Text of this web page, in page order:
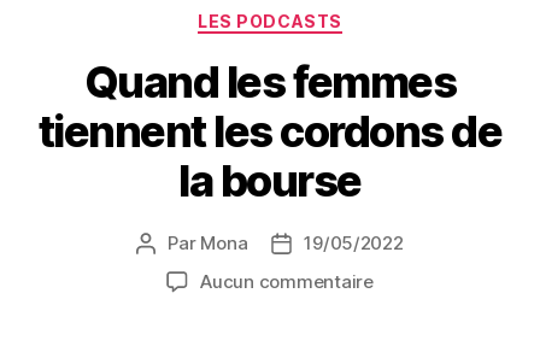
Catégories
LES PODCASTS
Quand les femmes
tiennent les cordons de
la bourse
Auteur
de
l’article
Par Mona
Date19/05/2022
Aucun commentairesur